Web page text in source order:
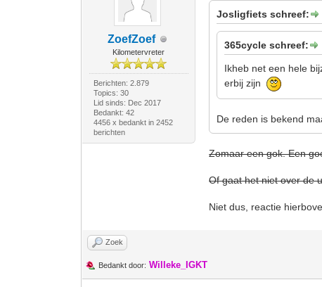
ZoefZoef
Kilometervreter
Berichten: 2.879
Topics: 30
Lid sinds: Dec 2017
Bedankt: 42
4456 x bedankt in 2452
berichten
Josligfiets schreef:
365cycle schreef:
Ikheb net een hele
erbij zijn
De reden is bekend
Zomaar een gok. Een
Of gaat het niet over de
Niet dus, reactie
Zoek
Bedankt door: Willeke_IGKT